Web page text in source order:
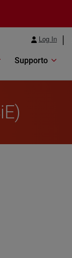
Log In
Supporto